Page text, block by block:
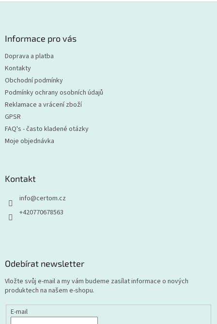
Informace pro vás
Doprava a platba
Kontakty
Obchodní podmínky
Podmínky ochrany osobních údajů
Reklamace a vrácení zboží
GPSR
FAQ's - často kladené otázky
Moje objednávka
Kontakt
info@certom.cz
+420770678563
Odebírat newsletter
Vložte svůj e-mail a my vám budeme zasílat informace o nových
produktech na našem e-shopu.
E-mail